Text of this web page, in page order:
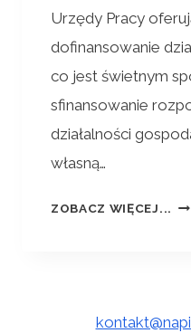
Urzędy Pracy
dofinansowanie
co jest świetnym
sfinansowanie
działalności
własną…
ZOBACZ WIĘCEJ...